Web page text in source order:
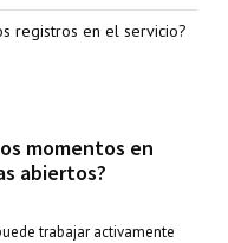
registros en el servicio?
momentos en
abiertos?
trabajar activamente